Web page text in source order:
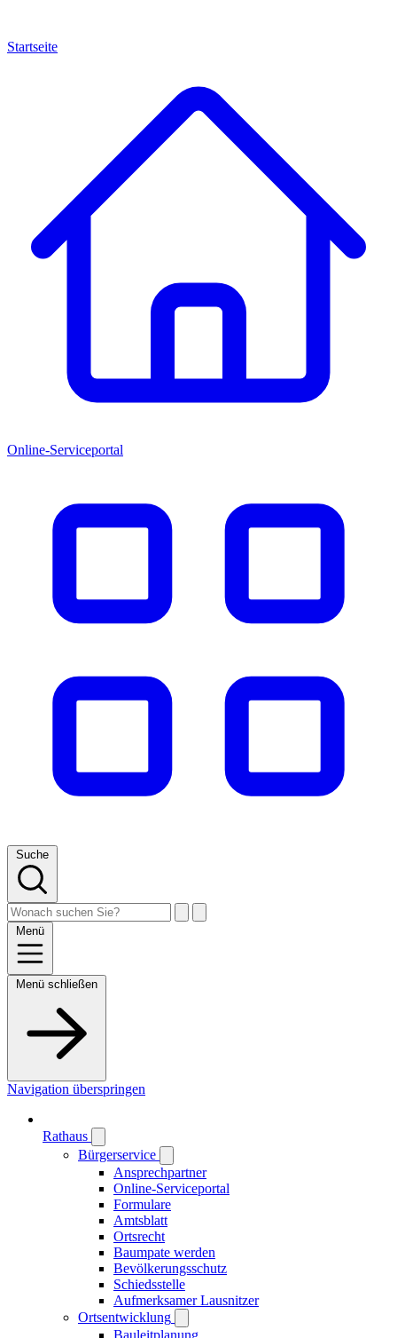
Startseite
Online-Serviceportal
Suche
Menü
Menü schließen
Navigation überspringen
Rathaus
Bürgerservice
Ansprechpartner
Online-Serviceportal
Formulare
Amtsblatt
Ortsrecht
Baumpate werden
Bevölkerungsschutz
Schiedsstelle
Aufmerksamer Lausnitzer
Ortsentwicklung
Bauleitplanung